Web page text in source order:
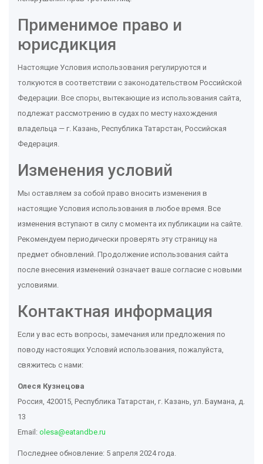
Применимое право и
юрисдикция
Настоящие Условия использования регулируются и
толкуются в соответствии с законодательством Российской
Федерации. Все споры, вытекающие из использования сайта,
подлежат рассмотрению в судах по месту нахождения
владельца — г. Казань, Республика Татарстан, Российская
Федерация.
Изменения условий
Мы оставляем за собой право вносить изменения в
настоящие Условия использования в любое время. Все
изменения вступают в силу с момента их публикации на сайте.
Рекомендуем периодически проверять эту страницу на
предмет обновлений. Продолжение использования сайта
после внесения изменений означает ваше согласие с новыми
условиями.
Контактная информация
Если у вас есть вопросы, замечания или предложения по
поводу настоящих Условий использования, пожалуйста,
свяжитесь с нами:
Олеся Кузнецова
Россия, 420015, Республика Татарстан, г. Казань, ул. Баумана, д.
13
Email: olesa@eatandbe.ru
Последнее обновление: 5 апреля 2024 года.